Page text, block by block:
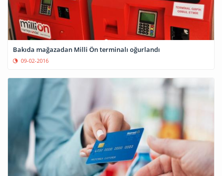
Bakıda mağazadan Milli Ön terminalı oğurlandı
09-02-2016